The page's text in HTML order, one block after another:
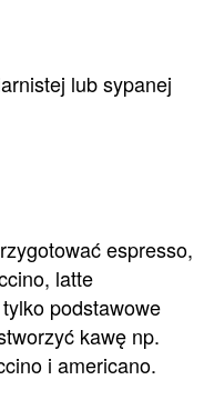
lub sypanej
espresso,
latte
podstawowe
kawę np.
i americano.